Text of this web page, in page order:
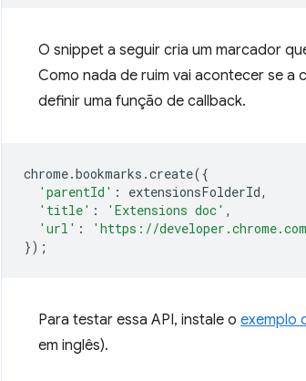
O snippet a seguir cria um marcador
Como nada de ruim vai acontecer se
definir uma função de callback.
chrome.bookmarks .create({
'parentId' : extensionsFolderId,
'title' : 'Extensions doc' ,
'url' : 'https://
});
Para testar essa API, instale o exemplo
em inglês).